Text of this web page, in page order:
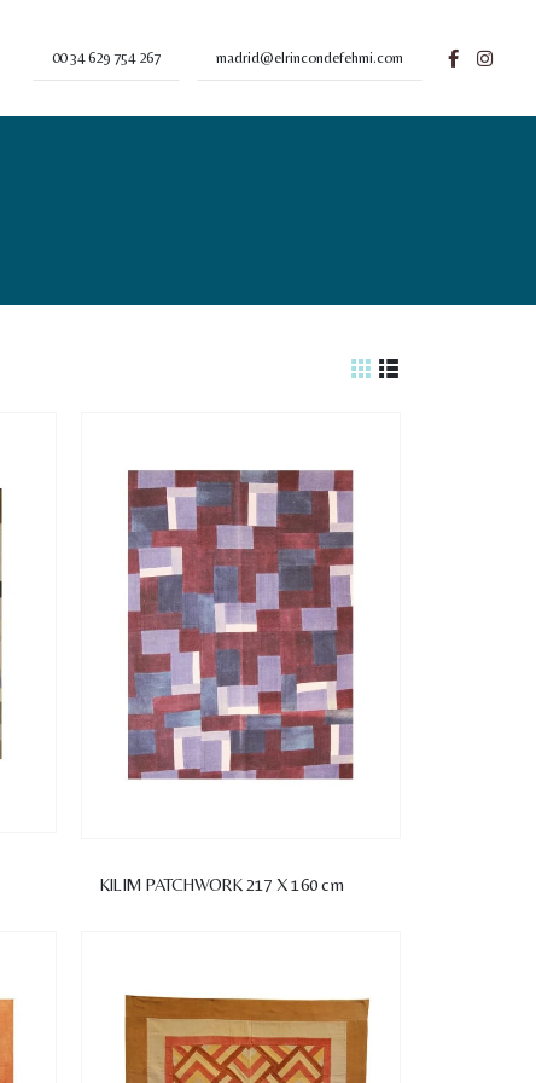
00 34 629 754 267 madrid@elrincondefehmi.com
KILIM PATCHWORK 217 X 160 cm